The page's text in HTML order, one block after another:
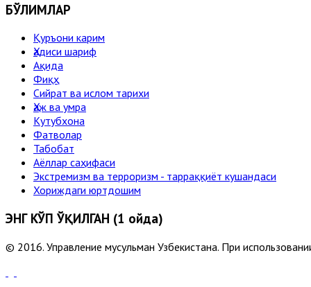
БЎЛИМЛАР
Қуръони карим
Ҳадиси шариф
Ақида
Фиқҳ
Сийрат ва ислом тарихи
Ҳаж ва умра
Кутубхона
Фатволар
Табобат
Аёллар саҳифаси
Экстремизм ва терроризм - тарраққиёт кушандаси
Хориждаги юртдошим
ЭНГ КЎП ЎҚИЛГАН (1 ойда)
© 2016. Управление мусульман Узбекистана. При